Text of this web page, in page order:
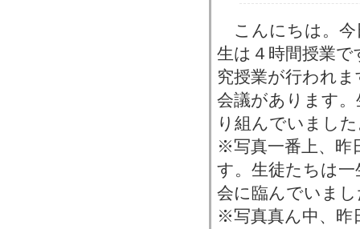
こんにちは。今
生は４時間授業で
究授業が行われ
会議があります
り組んでいまし
※写真一番上、昨
す。生徒たちは
会に臨んでいま
※写真真ん中、昨